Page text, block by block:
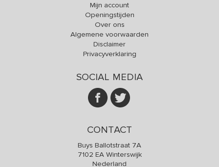
Mijn account
Openingstijden
Over ons
Algemene voorwaarden
Disclaimer
Privacyverklaring
SOCIAL MEDIA
CONTACT
Buys Ballotstraat 7A
7102 EA Winterswijk
Nederland